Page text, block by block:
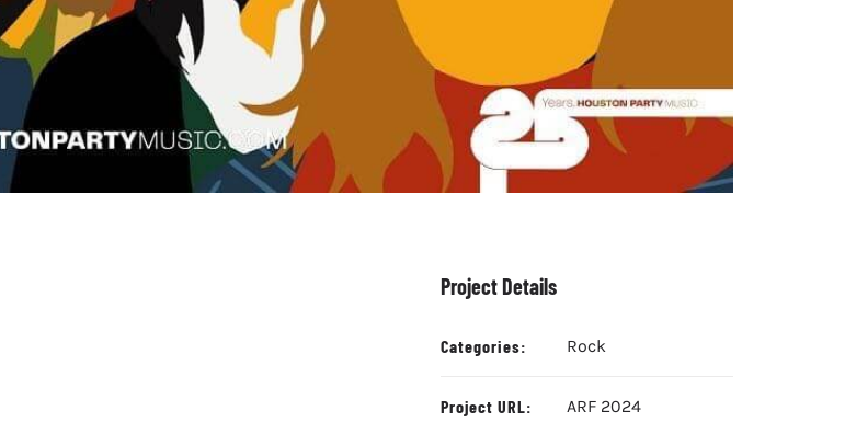
Project Details
Categories: Rock
Project URL: ARF 2024